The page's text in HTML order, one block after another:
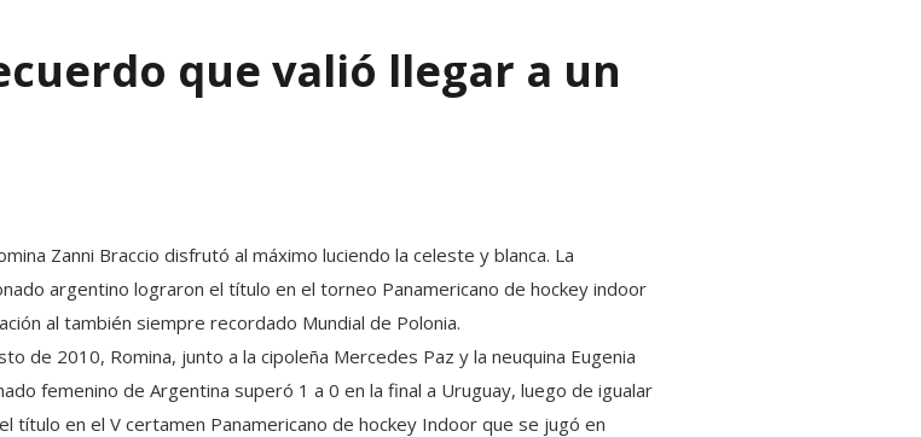
que valió llegar a un
Zanni Braccio disfrutó al máximo luciendo la celeste y blanca. La
argentino lograron el título en el torneo Panamericano de hockey indoor
al también siempre recordado Mundial de Polonia.
de 2010, Romina, junto a la cipoleña Mercedes Paz y la neuquina Eugenia
femenino de Argentina superó 1 a 0 en la final a Uruguay, luego de igualar
título en el V certamen Panamericano de hockey Indoor que se jugó en